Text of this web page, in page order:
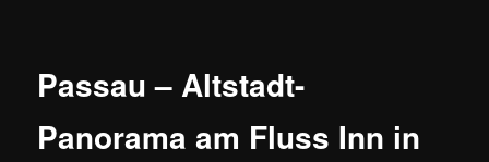
Passau – Altstadt-
Panorama am Fluss Inn in